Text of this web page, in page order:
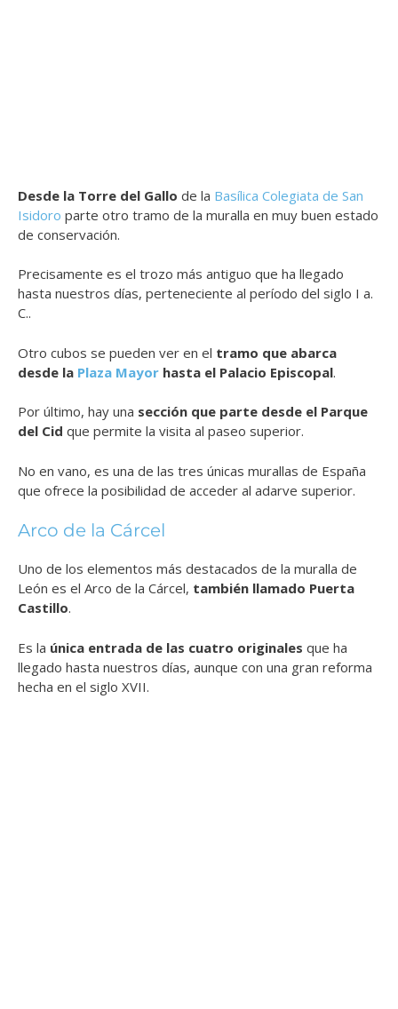
Desde la Torre del Gallo de la Basílica Colegiata de San
Isidoro parte otro tramo de la muralla en muy buen estado
de conservación.
Precisamente es el trozo más antiguo que ha llegado
hasta nuestros días, perteneciente al período del siglo I a.
C..
Otro cubos se pueden ver en el tramo que abarca
desde la Plaza Mayor hasta el Palacio Episcopal.
Por último, hay una sección que parte desde el Parque
del Cid que permite la visita al paseo superior.
No en vano, es una de las tres únicas murallas de España
que ofrece la posibilidad de acceder al adarve superior.
Arco de la Cárcel
Uno de los elementos más destacados de la muralla de
León es el Arco de la Cárcel, también llamado Puerta
Castillo.
Es la única entrada de las cuatro originales que ha
llegado hasta nuestros días, aunque con una gran reforma
hecha en el siglo XVII.